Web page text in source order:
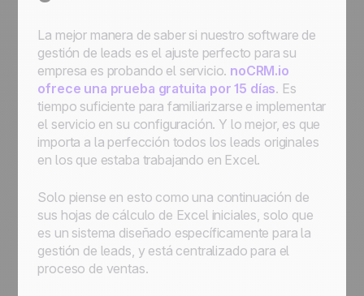
La mejor manera de saber si nuestro software de
gestión de leads es el ajuste perfecto para su
empresa es probando el servicio. noCRM.io
ofrece una prueba gratuita por 15 días. Es
tiempo suficiente para familiarizarse e implementar
el servicio en su configuración. Y lo mejor, es que
importa a la perfección todos los leads originales
en los que estaba trabajando en Excel.
Solo piense en esto como una continuación de
sus hojas de cálculo de Excel iniciales, solo que
es un sistema diseñado específicamente para la
gestión de leads, y está centralizado para el
proceso de ventas.